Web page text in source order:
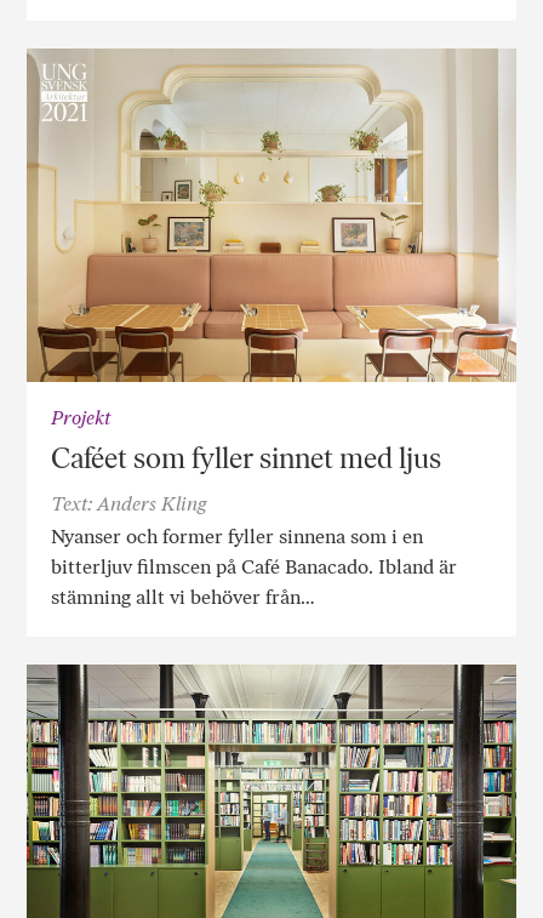
Projekt
Caféet som fyller sinnet med ljus
Text: Anders Kling
Nyanser och former fyller sinnena som i en
bitterljuv filmscen på Café Banacado. Ibland är
stämning allt vi behöver från…